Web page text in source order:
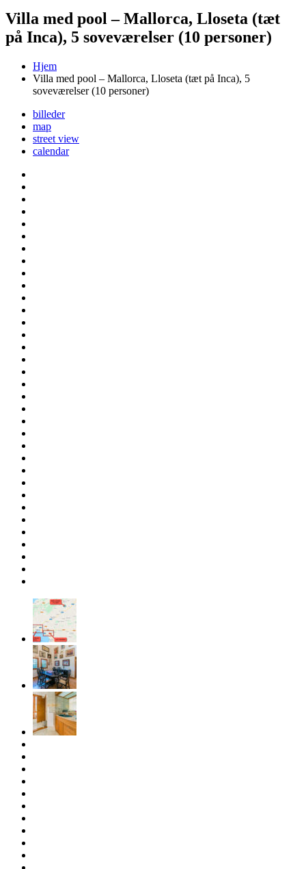
Villa med pool – Mallorca, Lloseta (tæt
på Inca), 5 soveværelser (10 personer)
Hjem
Villa med pool – Mallorca, Lloseta (tæt på Inca), 5
soveværelser (10 personer)
billeder
map
street view
calendar